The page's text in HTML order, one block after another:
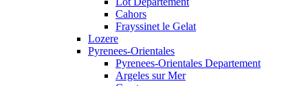
Cahors
Frayssinet le Gelat
Lozere
Pyrenees-Orientales
Pyrenees-Orientales Departement
Argeles sur Mer